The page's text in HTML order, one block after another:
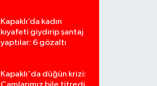
Kapaklı’da kadın
kıyafeti giydirip şantaj
yaptılar: 6 gözaltı
Kapaklı'da düğün krizi: